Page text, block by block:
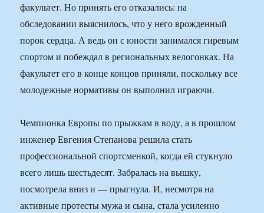
факультет. Но принять его отказались: на
обследовании выяснилось, что у него врожденный
порок сердца. А ведь он с юности занимался гиревым
спортом и побеждал в региональных велогонках. На
факультет его в конце концов приняли, поскольку все
молодежные нормативы он выполнил играючи.
Чемпионка Европы по прыжкам в воду, а в прошлом
инженер Евгения Степанова решила стать
профессиональной спортсменкой, когда ей стукнуло
всего лишь шестьдесят. Забралась на вышку,
посмотрела вниз и — прыгнула. И, несмотря на
активные протесты мужа и сына, стала усиленно